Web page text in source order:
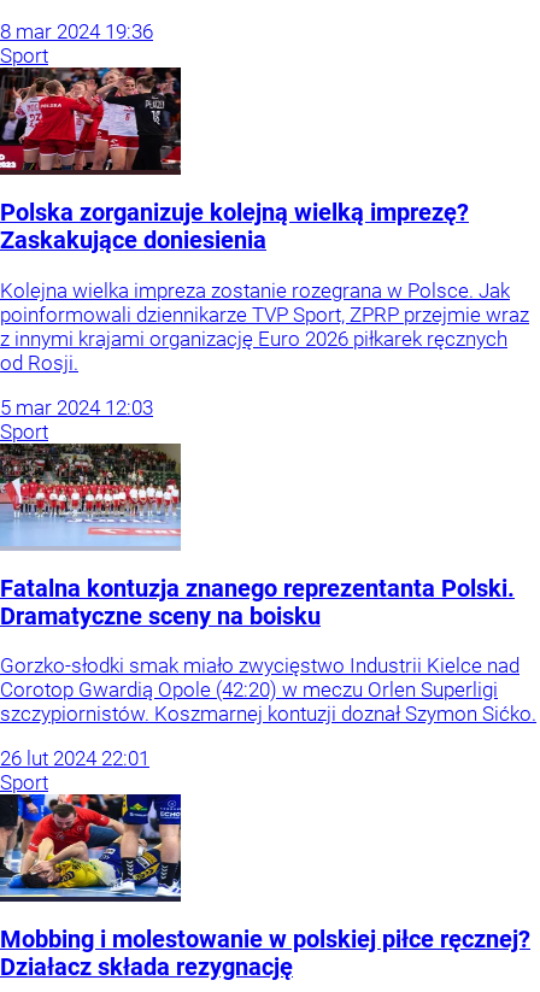
8 mar 2024 19:36
Sport
Polska zorganizuje kolejną wielką imprezę?
Zaskakujące doniesienia
Kolejna wielka impreza zostanie rozegrana w Polsce. Jak
poinformowali dziennikarze TVP Sport, ZPRP przejmie wraz
z innymi krajami organizację Euro 2026 piłkarek ręcznych
od Rosji.
5 mar 2024 12:03
Sport
Fatalna kontuzja znanego reprezentanta Polski.
Dramatyczne sceny na boisku
Gorzko-słodki smak miało zwycięstwo Industrii Kielce nad
Corotop Gwardią Opole (42:20) w meczu Orlen Superligi
szczypiornistów. Koszmarnej kontuzji doznał Szymon Sićko.
26 lut 2024 22:01
Sport
Mobbing i molestowanie w polskiej piłce ręcznej?
Działacz składa rezygnację